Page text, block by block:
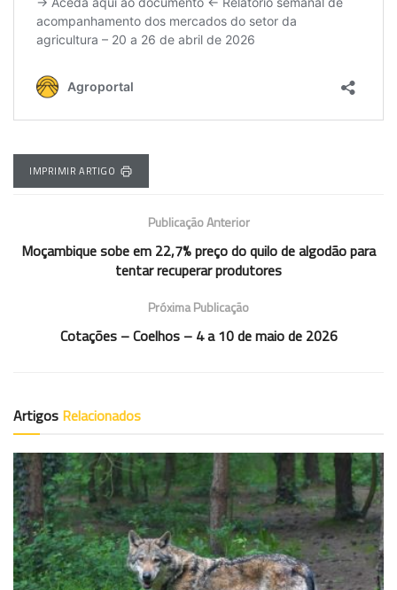
IMPRIMIR ARTIGO
Publicação Anterior
Moçambique sobe em 22,7% preço do quilo de algodão para
tentar recuperar produtores
Próxima Publicação
Cotações – Coelhos – 4 a 10 de maio de 2026
Artigos Relacionados